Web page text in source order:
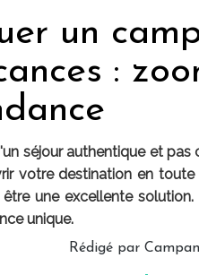
un
:
séjour authentique et
votre destination en
être une excellente
unique.
Rédigé par